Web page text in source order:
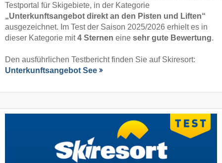
Testportal für Skigebiete, in der Kategorie
„Unterkunftsangebot direkt an den Pisten und Liften“
ausgezeichnet. Im Test der Saison 2025/2026 erhielt es in
dieser Kategorie mit4 Sternen eine sehr gute Bewertung.
Den ausführlichen Testbericht finden Sie auf Skiresort:
Unterkunftsangebot See